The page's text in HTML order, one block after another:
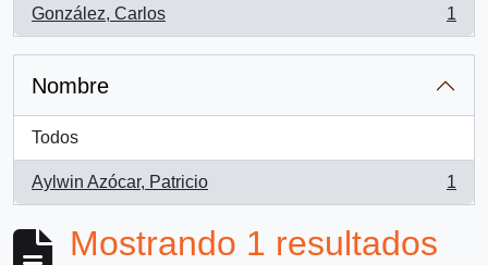
González, Carlos
, 1 resultados
1
Nombre
Todos
Aylwin Azócar, Patricio
, 1 resultados
1
Mostrando 1 resultados